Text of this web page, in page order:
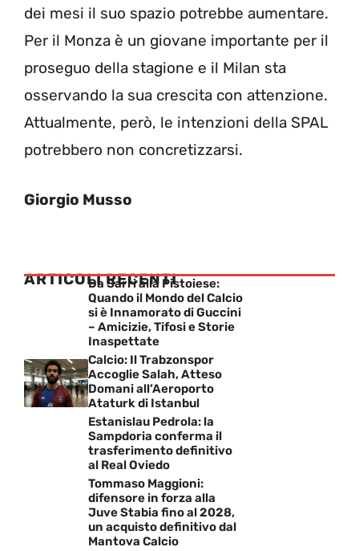
dei mesi il suo spazio potrebbe aumentare.
Per il Monza è un giovane importante per il
proseguo della stagione e il Milan sta
osservando la sua crescita con attenzione.
Attualmente, però, le intenzioni della SPAL
potrebbero non concretizzarsi.
Giorgio Musso
ARTICOLI RECENTI
Da Sarri alla Pistoiese:
Quando il Mondo del Calcio
si è Innamorato di Guccini
– Amicizie, Tifosi e Storie
Inaspettate
Calcio: Il Trabzonspor
Accoglie Salah, Atteso
Domani all’Aeroporto
Ataturk di Istanbul
Estanislau Pedrola: la
Sampdoria conferma il
trasferimento definitivo
al Real Oviedo
Tommaso Maggioni:
difensore in forza alla
Juve Stabia fino al 2028,
un acquisto definitivo dal
Mantova Calcio